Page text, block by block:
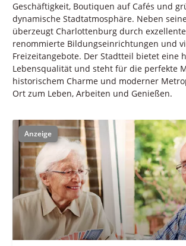
Geschäftigkeit, Boutiquen auf Cafés und
dynamische Stadtatmosphäre. Neben
überzeugt Charlottenburg durch
renommierte Bildungseinrichtungen und
Freizeitangebote. Der Stadtteil bietet eine
Lebensqualität und steht für die perfekte
historischem Charme und moderner
Ort zum Leben, Arbeiten und Genießen.